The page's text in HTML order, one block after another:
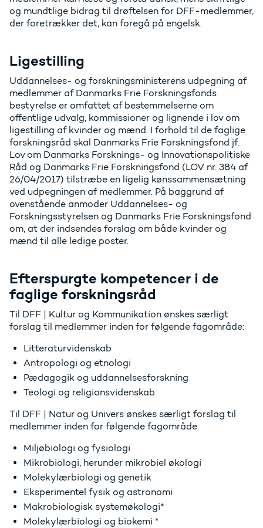
og mundtlige bidrag til drøftelsen for DFF-medlemmer,
der foretrækker det, kan foregå på engelsk.
Ligestilling
Uddannelses- og forskningsministerens udpegning af
medlemmer af Danmarks Frie Forskningsfonds
bestyrelse er omfattet af bestemmelserne om
offentlige udvalg, kommissioner og lignende i lov om
ligestilling af kvinder og mænd. I forhold til de faglige
forskningsråd skal Danmarks Frie Forskningsfond jf.
Lov om Danmarks Forsknings- og Innovationspolitiske
Råd og Danmarks Frie Forskningsfond (LOV nr. 384 af
26/04/2017) tilstræbe en ligelig kønssammensætning
ved udpegningen af medlemmer. På baggrund af
ovenstående anmoder Uddannelses- og
Forskningsstyrelsen og Danmarks Frie Forskningsfond
om, at der indsendes forslag om både kvinder og
mænd til alle ledige poster.
Efterspurgte kompetencer i de
faglige forskningsråd
Til DFF | Kultur og Kommunikation ønskes særligt
forslag til medlemmer inden for følgende fagområde:
Litteraturvidenskab
Antropologi og etnologi
Pædagogik og uddannelsesforskning
Teologi og religionsvidenskab
Til DFF | Natur og Univers ønskes særligt forslag til
medlemmer inden for følgende fagområde:
Miljøbiologi og fysiologi
Mikrobiologi, herunder mikrobiel økologi
Molekylærbiologi og genetik
Eksperimentel fysik og astronomi
Makrobiologisk systemøkologi*
Molekylærbiologi og biokemi *